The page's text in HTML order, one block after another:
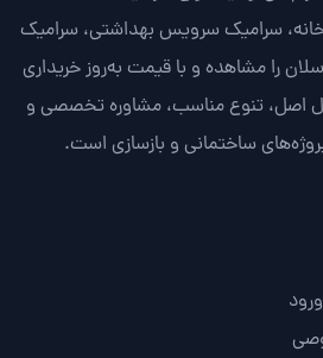
سرامیک سرویس بهداشتی، سرامیک
را مشاهده و با قیمت به‌روز خریداری
اصل، تنوع مناسب، مشاوره تخصصی و
ساختمانی و بازسازی است.